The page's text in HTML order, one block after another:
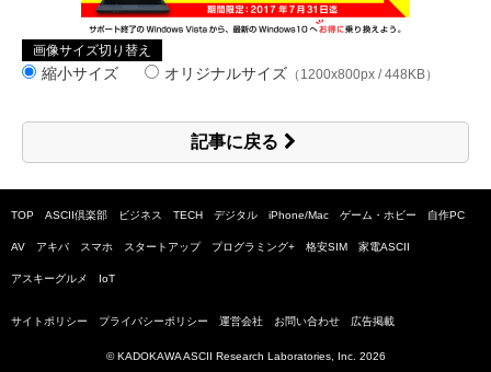
画像サイズ切り替え
縮小サイズ オリジナルサイズ （1200x800px / 448KB）
記事に戻る
TOP ASCII倶楽部 ビジネス TECH デジタル iPhone/Mac ゲーム・ホビー 自作PC
AV アキバ スマホ スタートアップ プログラミング+ 格安SIM 家電ASCII
アスキーグルメ IoT
サイトポリシー プライバシーポリシー 運営会社 お問い合わせ 広告掲載
© KADOKAWA ASCII Research Laboratories, Inc. 2026